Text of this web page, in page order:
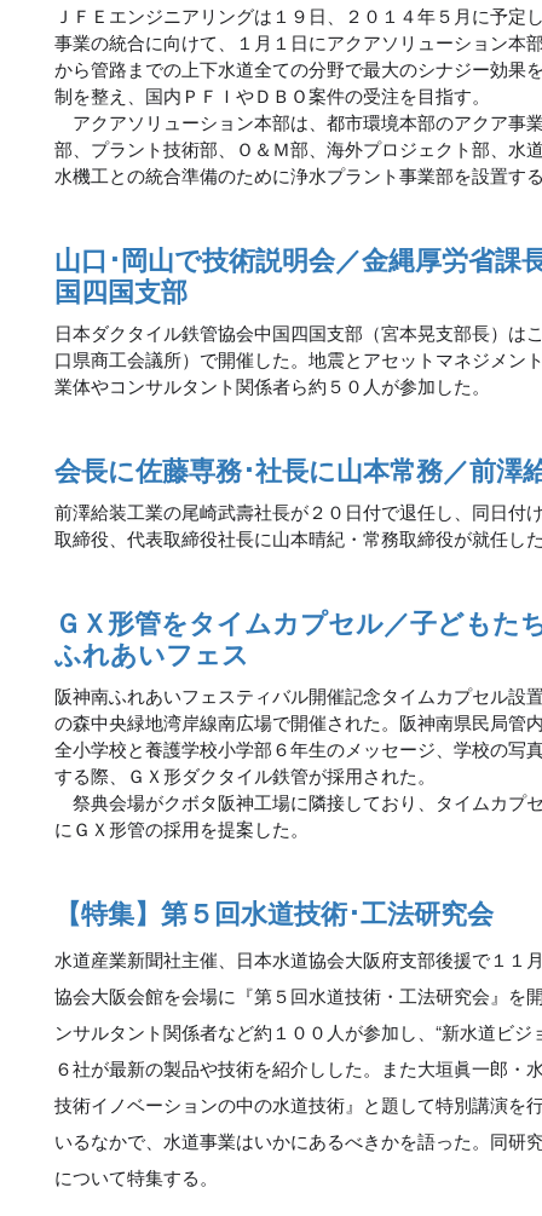
ＪＦＥエンジニアリングは１９日、２０１４年５月に予定
事業の統合に向けて、１月１日にアクアソリューション本
から管路までの上下水道全ての分野で最大のシナジー効果
制を整え、国内ＰＦＩやＤＢＯ案件の受注を目指す。
アクアソリューション本部は、都市環境本部のアクア事
部、プラント技術部、Ｏ＆Ｍ部、海外プロジェクト部、水
水機工との統合準備のために浄水プラント事業部を設置す
山口･岡山で技術説明会／金縄厚労省課
国四国支部
日本ダクタイル鉄管協会中国四国支部（宮本晃支部長）は
口県商工会議所）で開催した。地震とアセットマネジメン
業体やコンサルタント関係者ら約５０人が参加した。
会長に佐藤専務･社長に山本常務／前澤
前澤給装工業の尾崎武壽社長が２０日付で退任し、同日付
取締役、代表取締役社長に山本晴紀・常務取締役が就任し
ＧＸ形管をタイムカプセル／子どもた
ふれあいフェス
阪神南ふれあいフェスティバル開催記念タイムカプセル設
の森中央緑地湾岸線南広場で開催された。阪神南県民局管
全小学校と養護学校小学部６年生のメッセージ、学校の写
する際、ＧＸ形ダクタイル鉄管が採用された。
祭典会場がクボタ阪神工場に隣接しており、タイムカプ
にＧＸ形管の採用を提案した。
【特集】第５回水道技術･工法研究会
水道産業新聞社主催、日本水道協会大阪府支部後援で１１
協会大阪会館を会場に『第５回水道技術・工法研究会』を
ンサルタント関係者など約１００人が参加し、“新水道ビ
６社が最新の製品や技術を紹介しした。また大垣眞一郎・
技術イノベーションの中の水道技術』と題して特別講演を
いるなかで、水道事業はいかにあるべきかを語った。同研
について特集する。